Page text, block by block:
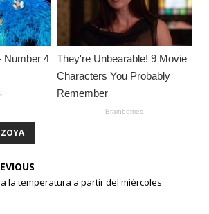
la temperatura a partir del miércoles